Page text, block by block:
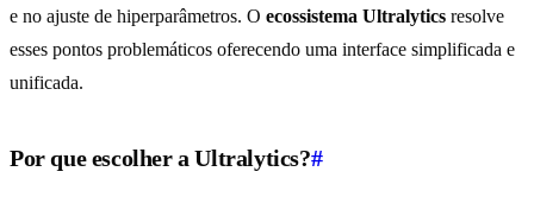
e no ajuste de hiperparâmetros. O ecossistema Ultralytics resolve
esses pontos problemáticos oferecendo uma interface simplificada e
unificada.
Por que escolher a Ultralytics?#